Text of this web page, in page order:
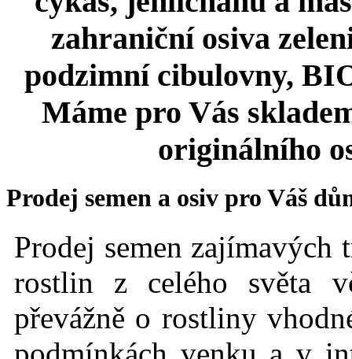
zahraniční osiva
podzimní cibulovny,
Máme pro Vás
originálního
Prodej semen a osiv pro Váš
Prodej semen
rostlin z celého světa
převážně o rostliny